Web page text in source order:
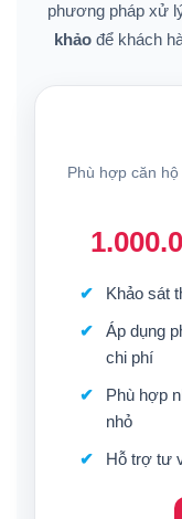
phương pháp xử
khảo để khách
Phù hợp căn
Khảo sát
Áp dụng
chi phí
Phù hợp
nhỏ
Hỗ trợ tư